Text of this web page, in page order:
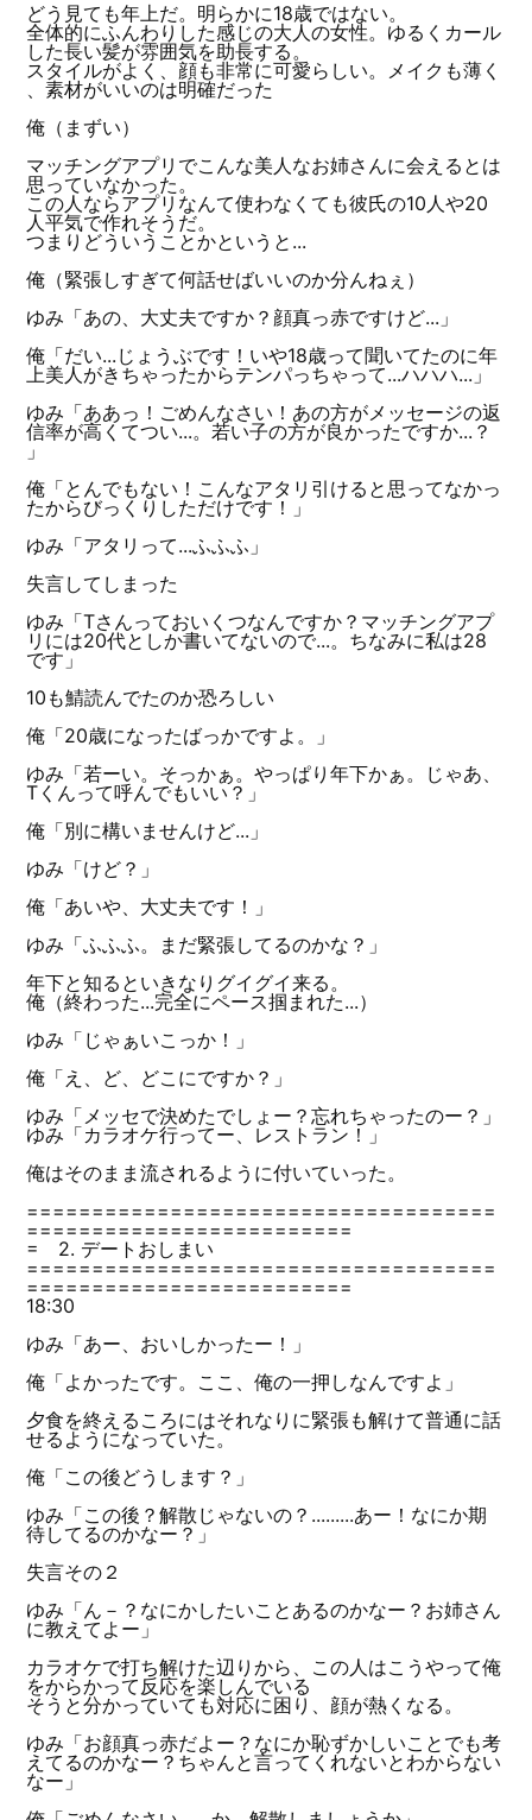
どう見ても年上だ。明らかに18歳ではない。
全体的にふんわりした感じの大人の女性。ゆるくカール
した長い髪が雰囲気を助長する。
スタイルがよく、顔も非常に可愛らしい。メイクも薄く
、素材がいいのは明確だった
俺（まずい）
マッチングアプリでこんな美人なお姉さんに会えるとは
思っていなかった。
この人ならアプリなんて使わなくても彼氏の10人や20
人平気で作れそうだ。
つまりどういうことかというと...
俺（緊張しすぎて何話せばいいのか分んねぇ）
ゆみ「あの、大丈夫ですか？顔真っ赤ですけど...」
俺「だい...じょうぶです！いや18歳って聞いてたのに年
上美人がきちゃったからテンパっちゃって...ハハハ...」
ゆみ「ああっ！ごめんなさい！あの方がメッセージの返
信率が高くてつい...。若い子の方が良かったですか...？
」
俺「とんでもない！こんなアタリ引けると思ってなかっ
たからびっくりしただけです！」
ゆみ「アタリって...ふふふ」
失言してしまった
ゆみ「Tさんっておいくつなんですか？マッチングアプ
リには20代としか書いてないので...。ちなみに私は28
です」
10も鯖読んでたのか恐ろしい
俺「20歳になったばっかですよ。」
ゆみ「若ーい。そっかぁ。やっぱり年下かぁ。じゃあ、
Tくんって呼んでもいい？」
俺「別に構いませんけど...」
ゆみ「けど？」
俺「あいや、大丈夫です！」
ゆみ「ふふふ。まだ緊張してるのかな？」
年下と知るといきなりグイグイ来る。
俺（終わった...完全にペース掴まれた...）
ゆみ「じゃぁいこっか！」
俺「え、ど、どこにですか？」
ゆみ「メッセで決めたでしょー？忘れちゃったのー？」
ゆみ「カラオケ行ってー、レストラン！」
俺はそのまま流されるように付いていった。
====================================
=========================
= 2. デートおしまい
====================================
=========================
18:30
ゆみ「あー、おいしかったー！」
俺「よかったです。ここ、俺の一押しなんですよ」
夕食を終えるころにはそれなりに緊張も解けて普通に話
せるようになっていた。
俺「この後どうします？」
ゆみ「この後？解散じゃないの？.........あー！なにか期
待してるのかなー？」
失言その２
ゆみ「ん－？なにかしたいことあるのかなー？お姉さん
に教えてよー」
カラオケで打ち解けた辺りから、この人はこうやって俺
をからかって反応を楽しんでいる
そうと分かっていても対応に困り、顔が熱くなる。
ゆみ「お顔真っ赤だよー？なにか恥ずかしいことでも考
えてるのかなー？ちゃんと言ってくれないとわからない
なー」